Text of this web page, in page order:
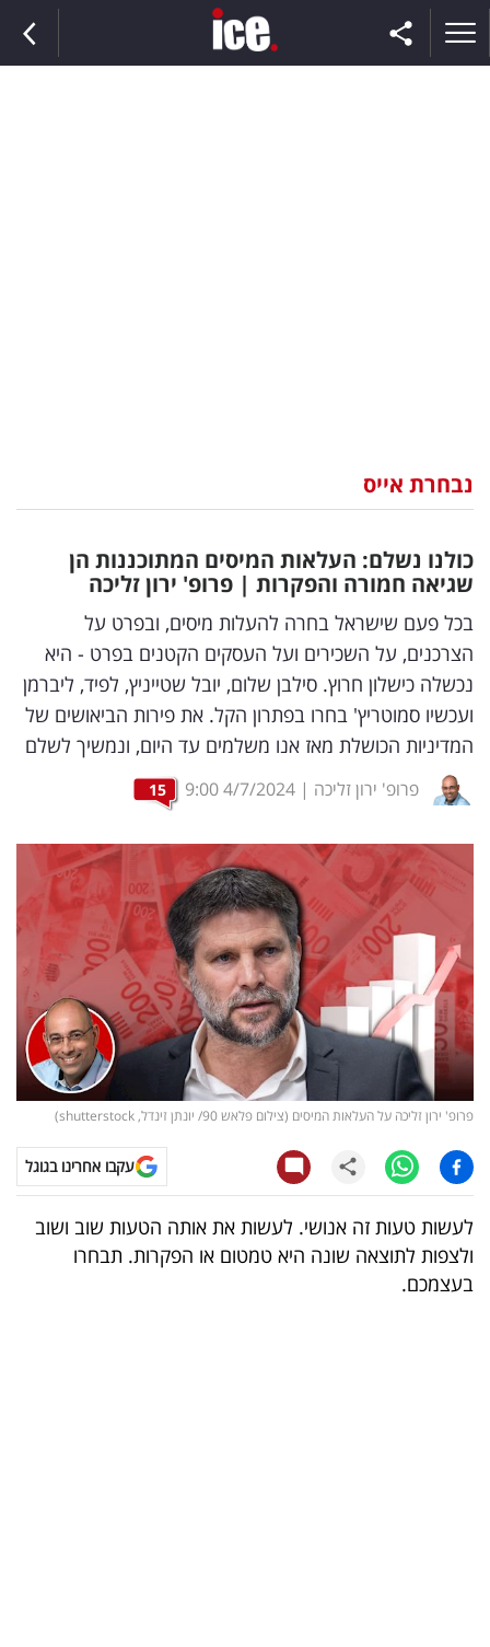
וצרכנות
דיגיטל
וטק
שיווק
ופרסום
משפט
מדדים
ומחקרים
דעות
רכילות
עסקית
קריפטו
ויראלי
טלוויזיה
עסקי
ספורט
קריירה
ולימודים
נבחרת אייס
כולנו נשלם: העלאות המיסים המתוכננות הן
שגיאה חמורה והפקרות | פרופ' ירון זליכה
בכל פעם שישראל בחרה להעלות מיסים, ובפרט על
הצרכנים, על השכירים ועל העסקים הקטנים בפרט - היא
נכשלה כישלון חרוץ. סילבן שלום, יובל שטייניץ, לפיד, ליברמן
ועכשיו סמוטריץ' בחרו בפתרון הקל. את פירות הביאושים של
המדיניות הכושלת מאז אנו משלמים עד היום, ונמשיך לשלם
פרופ' ירון זליכה |
4/7/2024
9:00
15
פרופ' ירון זליכה על העלאות המיסים (צילום פלאש 90/ יונתן זינדל, shutterstock)
עקבו אחרינו בגוגל
לעשות טעות זה אנושי. לעשות את אותה הטעות שוב ושוב
ולצפות לתוצאה שונה היא טמטום או הפקרות. תבחרו
בעצמכם.